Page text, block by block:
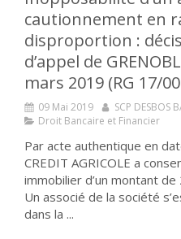
cautionnement en
disproportion :
d’appel de
mars 2019 (RG 17/
09 Mai 2019
SCP DESBOS
Droit Bancaire et Financier
Par acte authentique en
CREDIT AGRICOLE a
immobilier d’un montant de
Un associé de la société
dans la ...